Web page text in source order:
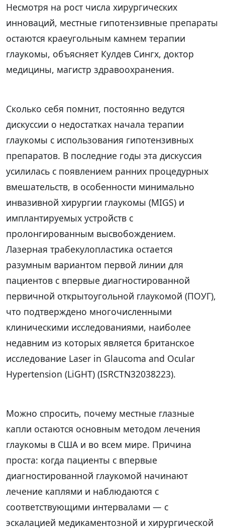
Несмотря на рост числа хирургических
инноваций, местные гипотензивные препараты
остаются краеугольным камнем терапии
глаукомы, объясняет Кулдев Сингх, доктор
медицины, магистр здравоохранения.
Сколько себя помнит, постоянно ведутся
дискуссии о недостатках начала терапии
глаукомы с использования гипотензивных
препаратов. В последние годы эта дискуссия
усилилась с появлением ранних процедурных
вмешательств, в особенности минимально
инвазивной хирургии глаукомы (MIGS) и
имплантируемых устройств с
пролонгированным высвобождением.
Лазерная трабекулопластика остается
разумным вариантом первой линии для
пациентов с впервые диагностированной
первичной открытоугольной глаукомой (ПОУГ),
что подтверждено многочисленными
клиническими исследованиями, наиболее
недавним из которых является британское
исследование Laser in Glaucoma and Ocular
Hypertension (LiGHT) (ISRCTN32038223).
Можно спросить, почему местные глазные
капли остаются основным методом лечения
глаукомы в США и во всем мире. Причина
проста: когда пациенты с впервые
диагностированной глаукомой начинают
лечение каплями и наблюдаются с
соответствующими интервалами — с
эскалацией медикаментозной и хирургической